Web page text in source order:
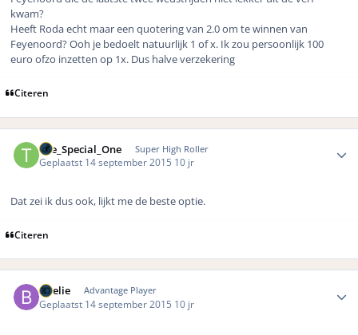
kwam?
Heeft Roda echt maar een quotering van 2.0 om te winnen van
Feyenoord? Ooh je bedoelt natuurlijk 1 of x. Ik zou persoonlijk 100
euro ofzo inzetten op 1x. Dus halve verzekering
Citeren
The_Special_One Super High Roller
Geplaatst 14 september 2015 10 jr
Dat zei ik dus ook, lijkt me de beste optie.
Citeren
Boelie Advantage Player
Geplaatst 14 september 2015 10 jr